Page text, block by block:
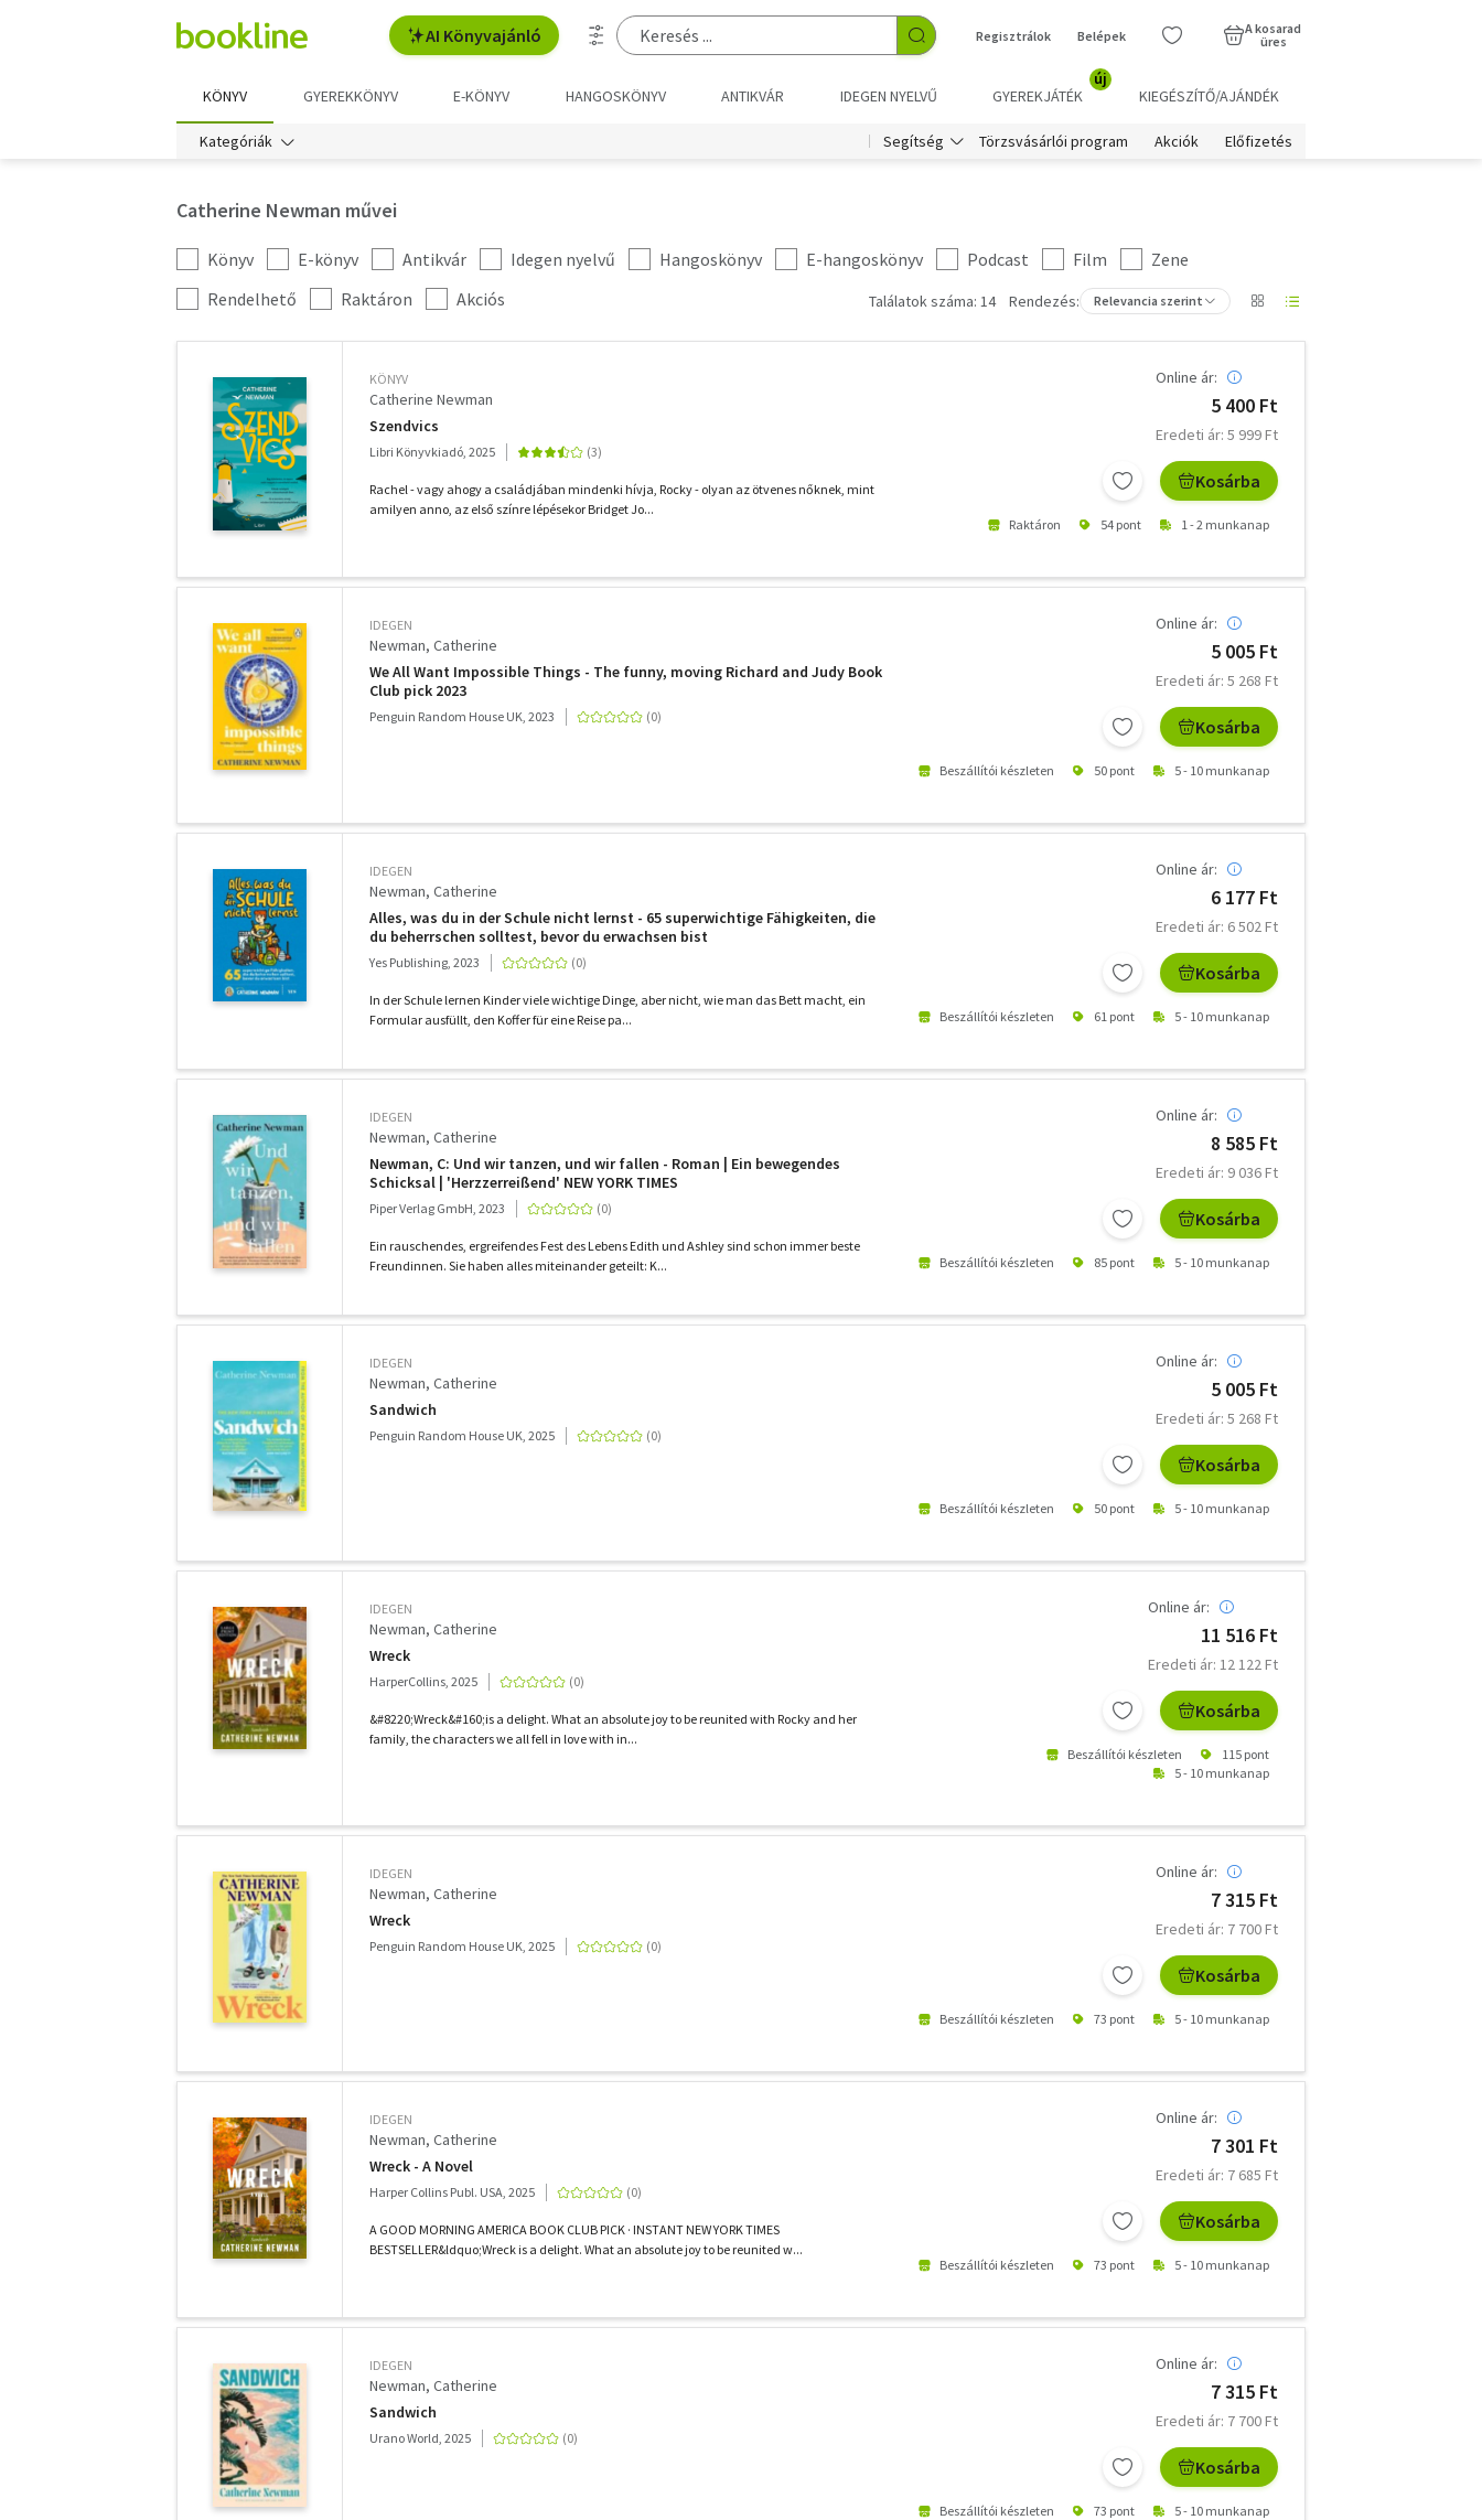
AI Könyvajánló Regisztrálok Belépek
A kosarad
üres
KÖNYV GYEREKKÖNYV E-KÖNYV HANGOSKÖNYV ANTIKVÁR IDEGEN NYELVŰ GYEREKJÁTÉK
új
KIEGÉSZÍTŐ/AJÁNDÉK
Kategóriák Segítség Törzsvásárlói program Akciók Előfizetés
Catherine Newman művei
Kategória
szűrés
Könyv E-könyv Antikvár Idegen nyelvű Hangoskönyv E-hangoskönyv Podcast Film
Zene
További
szűrők
Rendelhető Raktáron Akciós Találatok száma: 14 Rendezés: Relevancia szerint
KÖNYV
Catherine Newman
Szendvics
Libri Könyvkiadó, 2025
Rachel - vagy ahogy a családjában mindenki hívja, Rocky - olyan az ötvenes nőknek, mint
amilyen anno, az első színre lépésekor Bridget Jo...
Online ár:
5 400 Ft
Eredeti ár: 5 999 Ft
Kosárba
Raktáron 54 pont 1 - 2 munkanap
IDEGEN
Newman, Catherine
We All Want Impossible Things - The funny, moving Richard and Judy Book
Club pick 2023
Penguin Random House UK, 2023
Online ár:
5 005 Ft
Eredeti ár: 5 268 Ft
Kosárba
Beszállítói készleten 50 pont 5 - 10 munkanap
IDEGEN
Newman, Catherine
Alles, was du in der Schule nicht lernst - 65 superwichtige Fähigkeiten, die
du beherrschen solltest, bevor du erwachsen bist
Yes Publishing, 2023
In der Schule lernen Kinder viele wichtige Dinge, aber nicht, wie man das Bett macht, ein
Formular ausfüllt, den Koffer für eine Reise pa...
Online ár:
6 177 Ft
Eredeti ár: 6 502 Ft
Kosárba
Beszállítói készleten 61 pont 5 - 10 munkanap
IDEGEN
Newman, Catherine
Newman, C: Und wir tanzen, und wir fallen - Roman | Ein bewegendes
Schicksal | 'Herzzerreißend' NEW YORK TIMES
Piper Verlag GmbH, 2023
Ein rauschendes, ergreifendes Fest des Lebens Edith und Ashley sind schon immer beste
Freundinnen. Sie haben alles miteinander geteilt: K...
Online ár:
8 585 Ft
Eredeti ár: 9 036 Ft
Kosárba
Beszállítói készleten 85 pont 5 - 10 munkanap
IDEGEN
Newman, Catherine
Sandwich
Penguin Random House UK, 2025
Online ár:
5 005 Ft
Eredeti ár: 5 268 Ft
Kosárba
Beszállítói készleten 50 pont 5 - 10 munkanap
IDEGEN
Newman, Catherine
Wreck
HarperCollins, 2025
&#8220;Wreck&#160;is a delight. What an absolute joy to be reunited with Rocky and her
family, the characters we all fell in love with in...
Online ár:
11 516 Ft
Eredeti ár: 12 122 Ft
Kosárba
Beszállítói készleten
115 pont
5 - 10 munkanap
IDEGEN
Newman, Catherine
Wreck
Penguin Random House UK, 2025
Online ár:
7 315 Ft
Eredeti ár: 7 700 Ft
Kosárba
Beszállítói készleten 73 pont 5 - 10 munkanap
IDEGEN
Newman, Catherine
Wreck - A Novel
Harper Collins Publ. USA, 2025
A GOOD MORNING AMERICA BOOK CLUB PICK · INSTANT NEW YORK TIMES
BESTSELLER&ldquo;Wreck is a delight. What an absolute joy to be reunited w...
Online ár:
7 301 Ft
Eredeti ár: 7 685 Ft
Kosárba
Beszállítói készleten 73 pont 5 - 10 munkanap
IDEGEN
Newman, Catherine
Sandwich
Urano World, 2025
Online ár:
7 315 Ft
Eredeti ár: 7 700 Ft
Kosárba
Beszállítói készleten 73 pont 5 - 10 munkanap